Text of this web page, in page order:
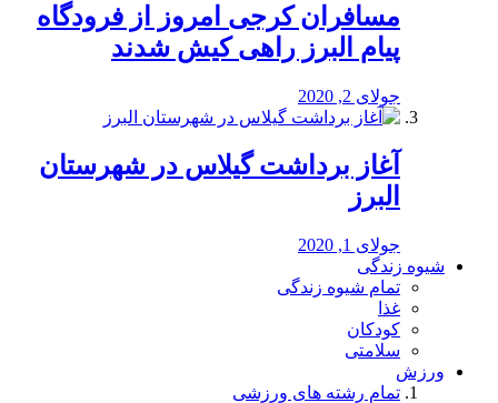
مسافران کرجی امروز از فرودگاه
پیام البرز راهی کیش شدند
جولای 2, 2020
آغاز برداشت گیلاس در شهرستان
البرز
جولای 1, 2020
شیوه زندگی
تمام شیوه زندگی
غذا
کودکان
سلامتی
ورزش
تمام رشته های ورزشی